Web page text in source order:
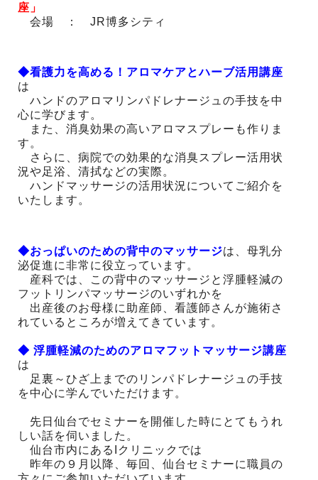
座」
会場 ： JR博多シティ
◆看護力を高める！アロマケアとハーブ活用講座
は
ハンドのアロマリンパドレナージュの手技を中
心に学びます。
また、消臭効果の高いアロマスプレーも作りま
す。
さらに、病院での効果的な消臭スプレー活用状
況や足浴、清拭などの実際。
ハンドマッサージの活用状況についてご紹介を
いたします。
◆おっぱいのための背中のマッサージは、母乳分
泌促進に非常に役立っています。
産科では、この背中のマッサージと浮腫軽減の
フットリンパマッサージのいずれかを
出産後のお母様に助産師、看護師さんが施術さ
れているところが増えてきています。
◆ 浮腫軽減のためのアロマフットマッサージ講座
は
足裏～ひざ上までのリンパドレナージュの手技
を中心に学んでいただけます。
先日仙台でセミナーを開催した時にとてもうれ
しい話を伺いました。
仙台市内にあるIクリニックでは
昨年の９月以降、毎回、仙台セミナーに職員の